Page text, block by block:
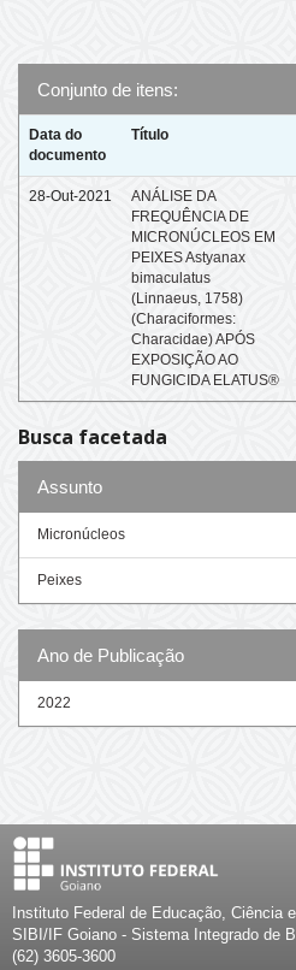
Conjunto de itens:
Data do
documento
Título
28-Out-2021
ANÁLISE DA
FREQUÊNCIA DE
MICRONÚCLEOS EM
PEIXES Astyanax
bimaculatus
(Linnaeus, 1758)
(Characiformes:
Characidae) APÓS
EXPOSIÇÃO AO
FUNGICIDA ELATUS®
Busca facetada
Assunto
Micronúcleos
Peixes
Ano de Publicação
2022
Instituto Federal de Educação, Ciência
SIBI/IF Goiano - Sistema Integrado de
(62) 3605-3600